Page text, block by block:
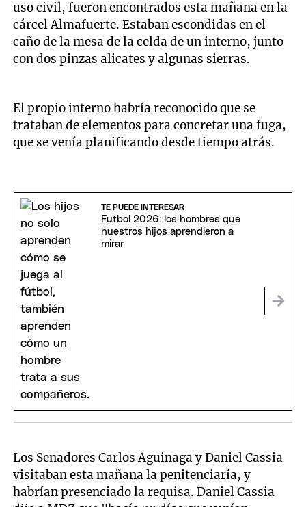
uso civil, fueron encontrados esta mañana en la
cárcel Almafuerte. Estaban escondidas en el
caño de la mesa de la celda de un interno, junto
con dos pinzas alicates y algunas sierras.
El propio interno habría reconocido que se
trataban de elementos para concretar una fuga,
que se venía planificando desde tiempo atrás.
TE PUEDE INTERESAR
Futbol 2026: los hombres que
nuestros hijos aprendieron a
mirar
Los Senadores Carlos Aguinaga y Daniel Cassia
visitaban esta mañana la penitenciaría, y
habrían presenciado la requisa. Daniel Cassia